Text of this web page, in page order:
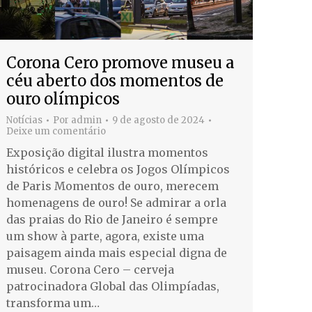
Corona Cero promove museu a
céu aberto dos momentos de
ouro olímpicos
Notícias Por admin
9 de agosto de 2024
Deixe um comentário
Exposição digital ilustra momentos
históricos e celebra os Jogos Olímpicos
de Paris Momentos de ouro, merecem
homenagens de ouro! Se admirar a orla
das praias do Rio de Janeiro é sempre
um show à parte, agora, existe uma
paisagem ainda mais especial digna de
museu. Corona Cero – cerveja
patrocinadora Global das Olimpíadas,
transforma um…